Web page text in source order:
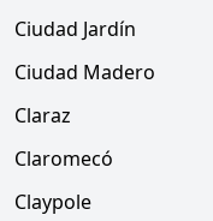
Ciudad Jardín
Ciudad Madero
Claraz
Claromecó
Claypole